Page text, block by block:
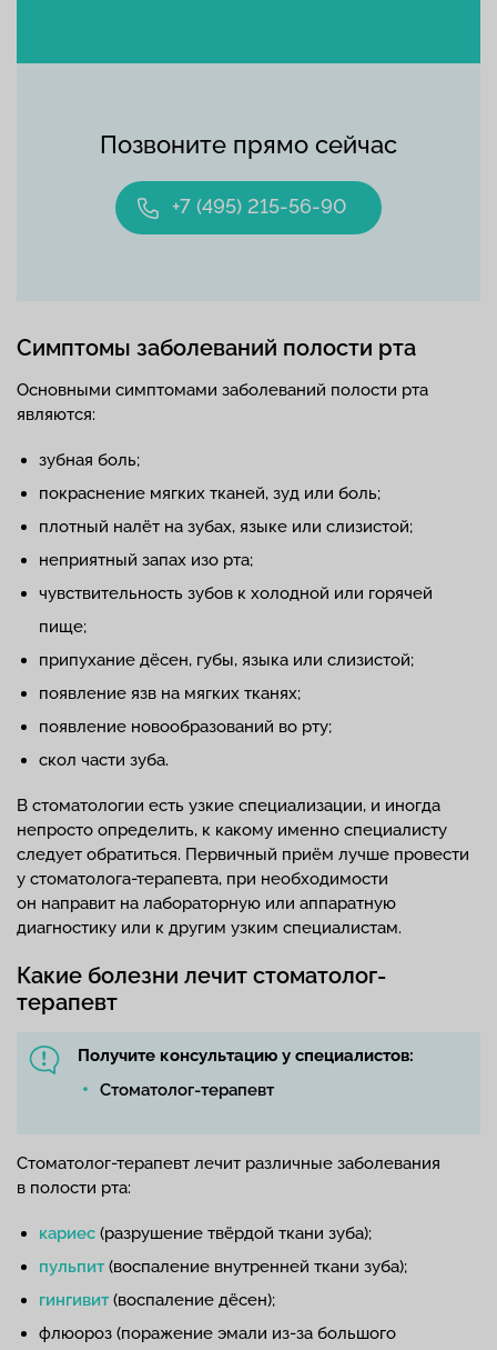
Позвоните прямо сейчас
+7 (495) 215-56-90
Симптомы заболеваний полости рта
Основными симптомами заболеваний полости рта
являются:
зубная боль;
покраснение мягких тканей, зуд или боль;
плотный налёт на зубах, языке или слизистой;
неприятный запах изо рта;
чувствительность зубов к холодной или горячей
пище;
припухание дёсен, губы, языка или слизистой;
появление язв на мягких тканях;
появление новообразований во рту;
скол части зуба.
В стоматологии есть узкие специализации, и иногда
непросто определить, к какому именно специалисту
следует обратиться. Первичный приём лучше провести
у стоматолога-терапевта, при необходимости
он направит на лабораторную или аппаратную
диагностику или к другим узким специалистам.
Какие болезни лечит стоматолог-
терапевт
Получите консультацию у специалистов:
Стоматолог-терапевт
Стоматолог-терапевт лечит различные заболевания
в полости рта:
кариес (разрушение твёрдой ткани зуба);
пульпит (воспаление внутренней ткани зуба);
гингивит (воспаление дёсен);
флюороз (поражение эмали из-за большого